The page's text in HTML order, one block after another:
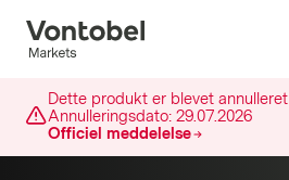
Dette produkt er blevet annulleret
Annulleringsdato: 29.07.2026
Officiel meddelelse